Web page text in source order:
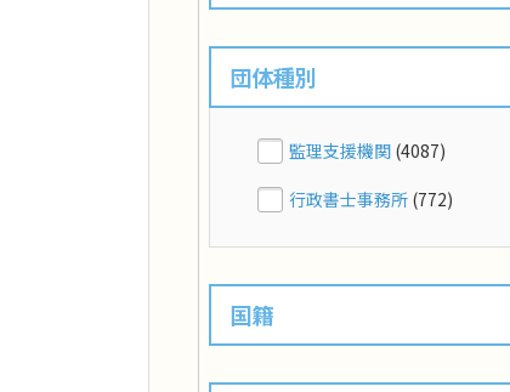
団体種別
監理支援機関 (4087)
行政書士事務所 (772)
国籍